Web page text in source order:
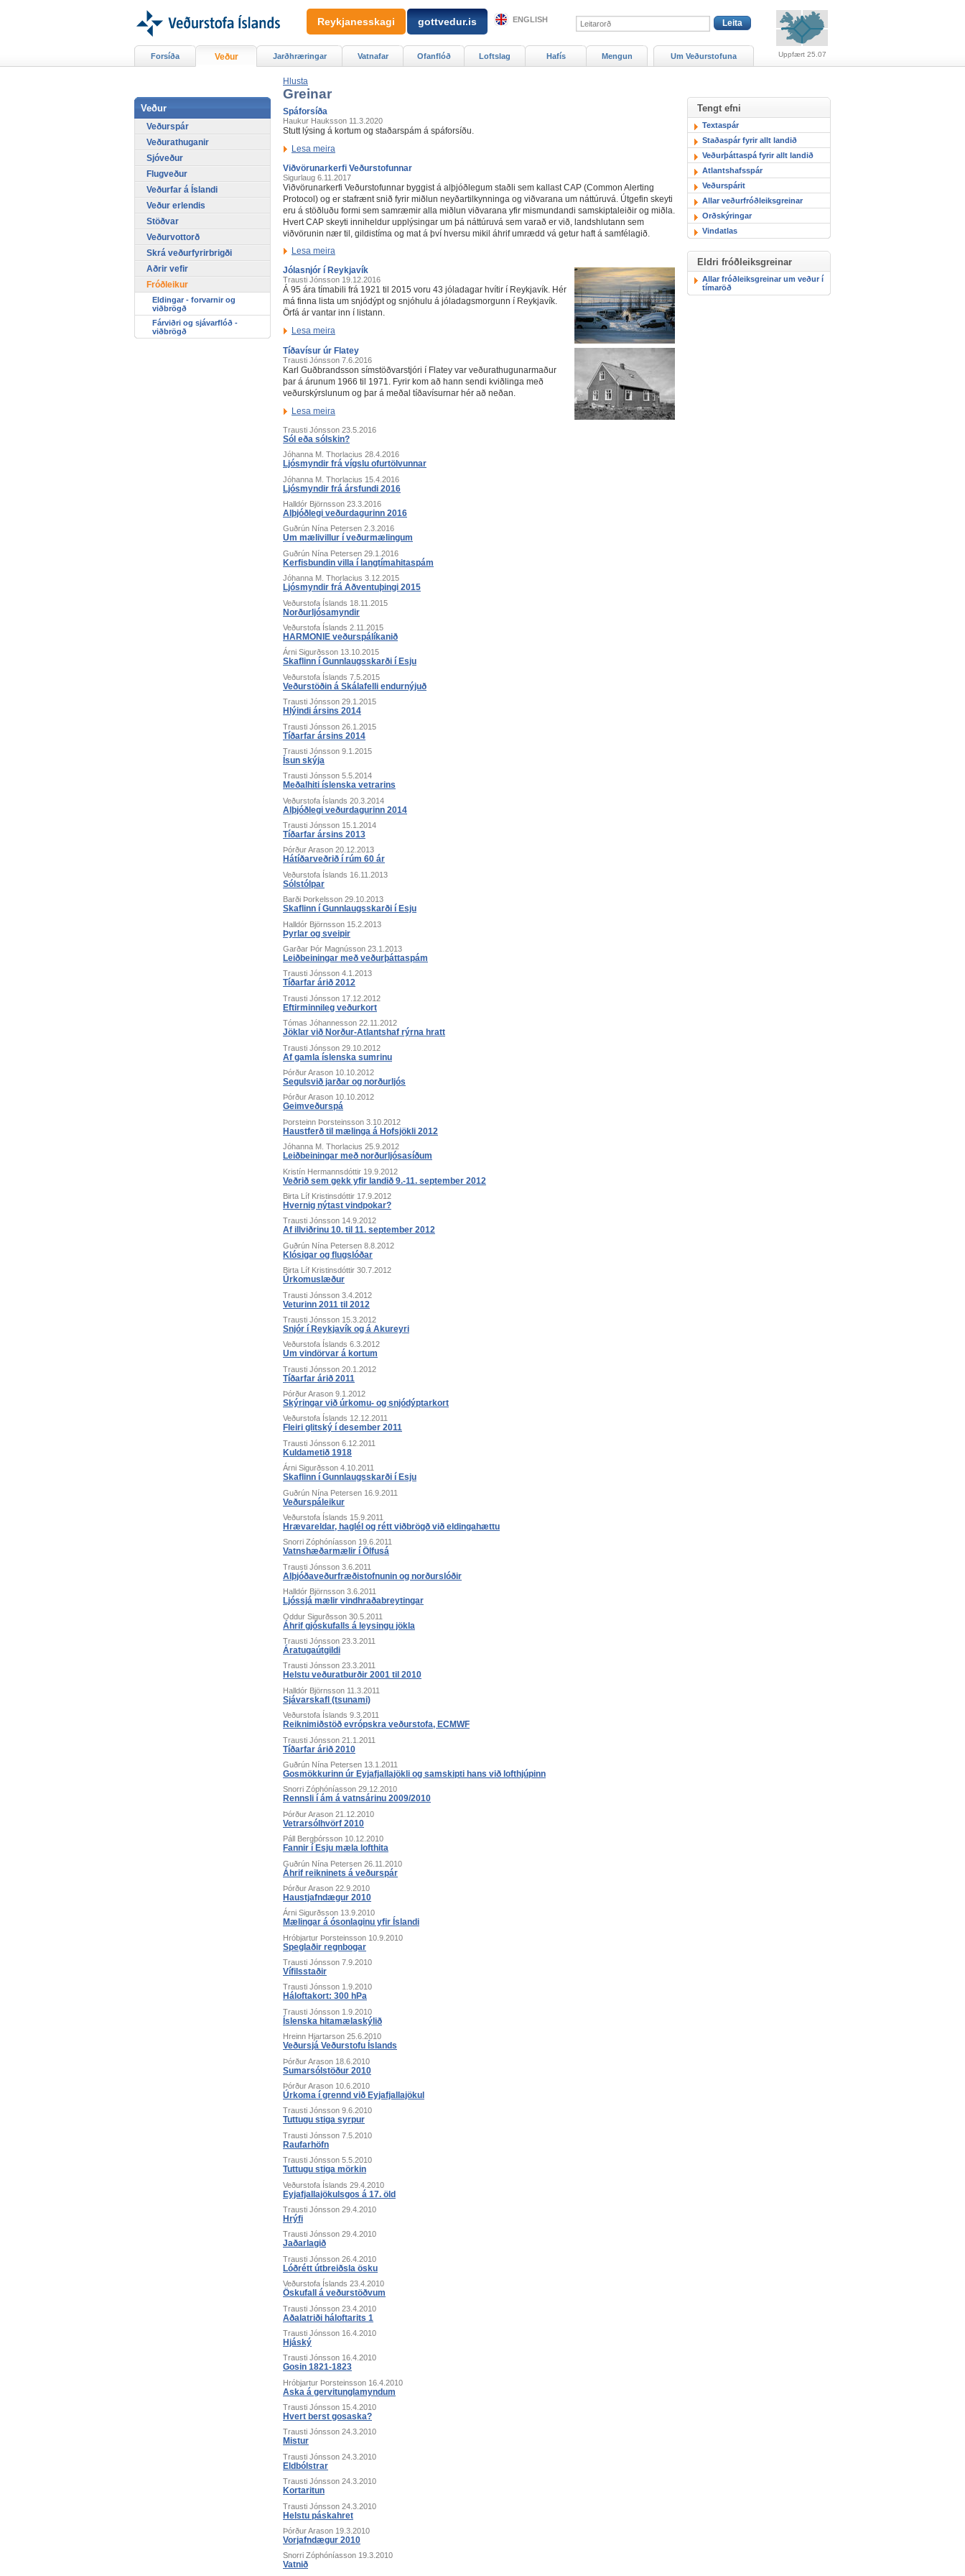
Hlusta
Greinar
Spáforsíða
Haukur Hauksson 11.3.2020
Stutt lýsing á kortum og staðarspám á spáforsíðu.
Lesa meira
Viðvörunarkerfi Veðurstofunnar
Sigurlaug 6.11.2017
Viðvörunarkerfi Veðurstofunnar byggist á alþjóðlegum staðli sem kallast CAP (Common Alerting
Protocol) og er stafrænt snið fyrir miðlun neyðartilkynninga og viðvarana um náttúruvá. Útgefin skeyti
eru á stöðluðu formi sem samræmir alla miðlun viðvarana yfir mismundandi samskiptaleiðir og miðla.
Hvert CAP skeyti inniheldur upplýsingar um þá náttúruvá sem varað er við, landshlutann sem
viðvörunin nær til, gildistíma og mat á því hversu mikil áhrif umrædd vá getur haft á samfélagið.
Lesa meira
Jólasnjór í Reykjavík
Trausti Jónsson 19.12.2016
Á 95 ára tímabili frá 1921 til 2015 voru 43 jóladagar hvítir í Reykjavík. Hér
má finna lista um snjódýpt og snjóhulu á jóladagsmorgunn í Reykjavík.
Örfá ár vantar inn í listann.
Lesa meira
Tíðavísur úr Flatey
Trausti Jónsson 7.6.2016
Karl Guðbrandsson símstöðvarstjóri í Flatey var veðurathugunarmaður
þar á árunum 1966 til 1971. Fyrir kom að hann sendi kviðlinga með
veðurskýrslunum og þar á meðal tíðavísurnar hér að neðan.
Lesa meira
Trausti Jónsson 23.5.2016
Sól eða sólskin?
Jóhanna M. Thorlacius 28.4.2016
Ljósmyndir frá vígslu ofurtölvunnar
Jóhanna M. Thorlacius 15.4.2016
Ljósmyndir frá ársfundi 2016
Halldór Björnsson 23.3.2016
Alþjóðlegi veðurdagurinn 2016
Guðrún Nína Petersen 2.3.2016
Um mælivillur í veðurmælingum
Guðrún Nína Petersen 29.1.2016
Kerfisbundin villa í langtímahitaspám
Jóhanna M. Thorlacius 3.12.2015
Ljósmyndir frá Aðventuþingi 2015
Veðurstofa Íslands 18.11.2015
Norðurljósamyndir
Veðurstofa Íslands 2.11.2015
HARMONIE veðurspálíkanið
Árni Sigurðsson 13.10.2015
Skaflinn í Gunnlaugsskarði í Esju
Veðurstofa Íslands 7.5.2015
Veðurstöðin á Skálafelli endurnýjuð
Trausti Jónsson 29.1.2015
Hlýindi ársins 2014
Trausti Jónsson 26.1.2015
Tíðarfar ársins 2014
Trausti Jónsson 9.1.2015
Ísun skýja
Trausti Jónsson 5.5.2014
Meðalhiti íslenska vetrarins
Veðurstofa Íslands 20.3.2014
Alþjóðlegi veðurdagurinn 2014
Trausti Jónsson 15.1.2014
Tíðarfar ársins 2013
Þórður Arason 20.12.2013
Hátíðarveðrið í rúm 60 ár
Veðurstofa Íslands 16.11.2013
Sólstólpar
Barði Þorkelsson 29.10.2013
Skaflinn í Gunnlaugsskarði í Esju
Halldór Björnsson 15.2.2013
Þyrlar og sveipir
Garðar Þór Magnússon 23.1.2013
Leiðbeiningar með veðurþáttaspám
Trausti Jónsson 4.1.2013
Tíðarfar árið 2012
Trausti Jónsson 17.12.2012
Eftirminnileg veðurkort
Tómas Jóhannesson 22.11.2012
Jöklar við Norður-Atlantshaf rýrna hratt
Trausti Jónsson 29.10.2012
Af gamla íslenska sumrinu
Þórður Arason 10.10.2012
Segulsvið jarðar og norðurljós
Þórður Arason 10.10.2012
Geimveðurspá
Þorsteinn Þorsteinsson 3.10.2012
Haustferð til mælinga á Hofsjökli 2012
Jóhanna M. Thorlacius 25.9.2012
Leiðbeiningar með norðurljósasíðum
Kristín Hermannsdóttir 19.9.2012
Veðrið sem gekk yfir landið 9.-11. september 2012
Birta Líf Kristinsdóttir 17.9.2012
Hvernig nýtast vindpokar?
Trausti Jónsson 14.9.2012
Af illviðrinu 10. til 11. september 2012
Guðrún Nína Petersen 8.8.2012
Klósigar og flugslóðar
Birta Líf Kristinsdóttir 30.7.2012
Úrkomuslæður
Trausti Jónsson 3.4.2012
Veturinn 2011 til 2012
Trausti Jónsson 15.3.2012
Snjór í Reykjavík og á Akureyri
Veðurstofa Íslands 6.3.2012
Um vindörvar á kortum
Trausti Jónsson 20.1.2012
Tíðarfar árið 2011
Þórður Arason 9.1.2012
Skýringar við úrkomu- og snjódýptarkort
Veðurstofa Íslands 12.12.2011
Fleiri glitský í desember 2011
Trausti Jónsson 6.12.2011
Kuldametið 1918
Árni Sigurðsson 4.10.2011
Skaflinn í Gunnlaugsskarði í Esju
Guðrún Nína Petersen 16.9.2011
Veðurspáleikur
Veðurstofa Íslands 15.9.2011
Hrævareldar, haglél og rétt viðbrögð við eldingahættu
Snorri Zóphóníasson 19.6.2011
Vatnshæðarmælir í Ölfusá
Trausti Jónsson 3.6.2011
Alþjóðaveðurfræðistofnunin og norðurslóðir
Halldór Björnsson 3.6.2011
Ljóssjá mælir vindhraðabreytingar
Oddur Sigurðsson 30.5.2011
Áhrif gjóskufalls á leysingu jökla
Trausti Jónsson 23.3.2011
Áratugaútgildi
Trausti Jónsson 23.3.2011
Helstu veðuratburðir 2001 til 2010
Halldór Björnsson 11.3.2011
Sjávarskafl (tsunami)
Veðurstofa Íslands 9.3.2011
Reiknimiðstöð evrópskra veðurstofa, ECMWF
Trausti Jónsson 21.1.2011
Tíðarfar árið 2010
Guðrún Nína Petersen 13.1.2011
Gosmökkurinn úr Eyjafjallajökli og samskipti hans við lofthjúpinn
Snorri Zóphóníasson 29.12.2010
Rennsli í ám á vatnsárinu 2009/2010
Þórður Arason 21.12.2010
Vetrarsólhvörf 2010
Páll Bergþórsson 10.12.2010
Fannir í Esju mæla lofthita
Guðrún Nína Petersen 26.11.2010
Áhrif reikninets á veðurspár
Þórður Arason 22.9.2010
Haustjafndægur 2010
Árni Sigurðsson 13.9.2010
Mælingar á ósonlaginu yfir Íslandi
Hróbjartur Þorsteinsson 10.9.2010
Speglaðir regnbogar
Trausti Jónsson 7.9.2010
Vífilsstaðir
Trausti Jónsson 1.9.2010
Háloftakort: 300 hPa
Trausti Jónsson 1.9.2010
Íslenska hitamælaskýlið
Hreinn Hjartarson 25.6.2010
Veðursjá Veðurstofu Íslands
Þórður Arason 18.6.2010
Sumarsólstöður 2010
Þórður Arason 10.6.2010
Úrkoma í grennd við Eyjafjallajökul
Trausti Jónsson 9.6.2010
Tuttugu stiga syrpur
Trausti Jónsson 7.5.2010
Raufarhöfn
Trausti Jónsson 5.5.2010
Tuttugu stiga mörkin
Veðurstofa Íslands 29.4.2010
Eyjafjallajökulsgos á 17. öld
Trausti Jónsson 29.4.2010
Hrýfi
Trausti Jónsson 29.4.2010
Jaðarlagið
Trausti Jónsson 26.4.2010
Lóðrétt útbreiðsla ösku
Veðurstofa Íslands 23.4.2010
Öskufall á veðurstöðvum
Trausti Jónsson 23.4.2010
Aðalatriði háloftarits 1
Trausti Jónsson 16.4.2010
Hjáský
Trausti Jónsson 16.4.2010
Gosin 1821-1823
Hróbjartur Þorsteinsson 16.4.2010
Aska á gervitunglamyndum
Trausti Jónsson 15.4.2010
Hvert berst gosaska?
Trausti Jónsson 24.3.2010
Mistur
Trausti Jónsson 24.3.2010
Eldbólstrar
Trausti Jónsson 24.3.2010
Kortaritun
Trausti Jónsson 24.3.2010
Helstu páskahret
Þórður Arason 19.3.2010
Vorjafndægur 2010
Snorri Zóphóníasson 19.3.2010
Vatnið
Tengt efni
Textaspár
Staðaspár fyrir allt landið
Veðurþáttaspá fyrir allt landið
Atlantshafsspár
Veðurspárit
Allar veðurfróðleiksgreinar
Orðskýringar
Vindatlas
Eldri fróðleiksgreinar
Allar fróðleiksgreinar um veður í
tímaröð
Forsíða Veður Jarðhræringar Vatnafar Ofanflóð Loftslag Hafís Mengun Um Veðurstofuna
Veður
Veðurspár
Veðurathuganir
Sjóveður
Flugveður
Veðurfar á Íslandi
Veður erlendis
Stöðvar
Veðurvottorð
Skrá veðurfyrirbrigði
Aðrir vefir
Fróðleikur
Eldingar - forvarnir og
viðbrögð
Fárviðri og sjávarflóð -
viðbrögð
Uppfært 25.07
Reykjanesskagi gottvedur.is ENGLISH